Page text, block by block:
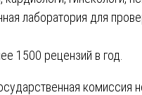
лаборатория для
1500 рецензий в год.
комиссия